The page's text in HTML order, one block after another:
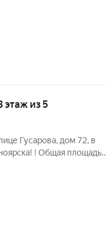
этаж из 5
Гусарова, дом 72, в
! Общая площaдь
обои, на полу ламинат,